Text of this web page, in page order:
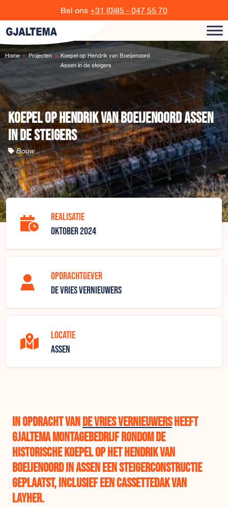
Ga naar de inhoudBel ons +31 (0)85 - 047 55 70
Home Projecten
Koepel op Hendrik van Boeijenoord
Assen in de steigers
Koepel op Hendrik van Boeijenoord Assen
in de steigers
Bouw
Realisatie
oktober 2024
Opdrachtgever
De Vries Vernieuwers
Locatie
Assen
In opdracht vanDe Vries Vernieuwersheeft
Gjaltema Montagebedrijf rondom de
historische koepel op het Hendrik van
Boeijenoord in Assen een steigerconstructie
geplaatst, inclusief een cassettedak van
Layher.